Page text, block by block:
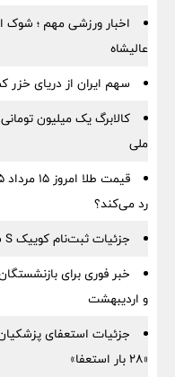
اخبار ورزشی مهم ؛ شوک
عالیشاه
سهم ایران از دریای خزر کم می‌شود؟ ۵
کالابرگ یک میلیون
ملی
رد می‌کند؟
جزئیات ثبت‌نام کوییک S سایپا از شنبه ۱۷ مرداد + جدول شرایط
خبر فوری برای
و اردیبهشت
جزئیات استعفای
«۲۸ بار استعفا»